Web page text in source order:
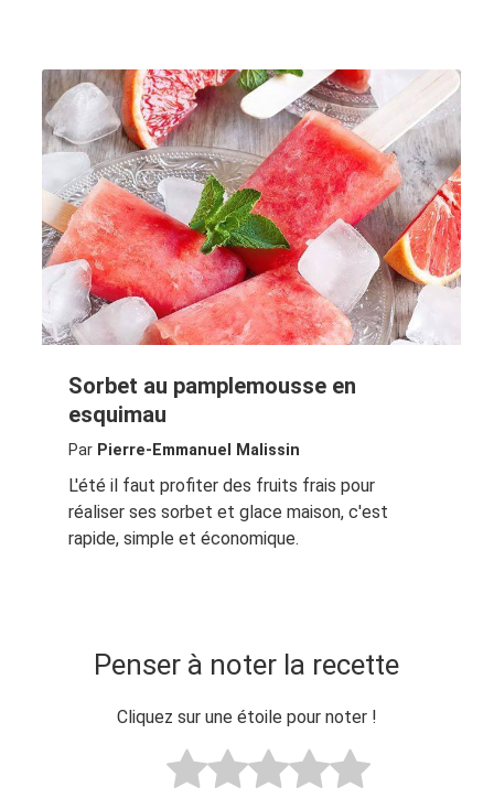
Sorbet au pamplemousse en
esquimau
Par Pierre-Emmanuel Malissin
L'été il faut profiter des fruits frais pour
réaliser ses sorbet et glace maison, c'est
rapide, simple et économique.
Penser à noter la recette
Cliquez sur une étoile pour noter !